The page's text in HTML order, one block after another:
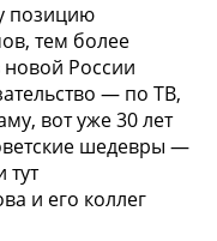
позицию
тем более
России
— по ТВ,
вот уже 30 лет
шедевры —
тут
и его коллег